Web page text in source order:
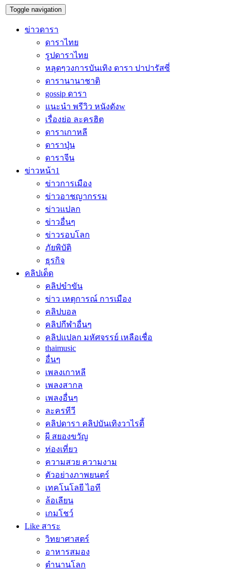
Toggle navigation
ข่าวดารา
ดาราไทย
รูปดาราไทย
หลุดๆวงการบันเทิง ดารา ปาปารัสซี่
ดารานานาชาติ
gossip ดารา
แนะนำ พรีวิว หนังดังw
เรื่องย่อ ละครฮิต
ดาราเกาหลี
ดาราปุ่น
ดาราจีน
ข่าวหน้า1
ข่าวการเมือง
ข่าวอาชญากรรม
ข่าวแปลก
ข่าวอื่นๆ
ข่าวรอบโลก
ภัยพิบัติ
ธุรกิจ
คลิปเด็ด
คลิปขำขัน
ข่าว เหตุการณ์ การเมือง
คลิปบอล
คลิปกีฬาอื่นๆ
คลิปแปลก มหัศจรรย์ เหลือเชื่อ
thaimusic
อื่นๆ
เพลงเกาหลี
เพลงสากล
เพลงอื่นๆ
ละครทีวี
คลิปดารา คลิปบันเทิงวาไรตี้
ผี สยองขวัญ
ท่องเที่ยว
ความสวย ความงาม
ตัวอย่างภาพยนตร์
เทคโนโลยี ไอที
ล้อเลียน
เกมโชว์
Like สาระ
วิทยาศาสตร์
อาหารสมอง
ตำนานโลก